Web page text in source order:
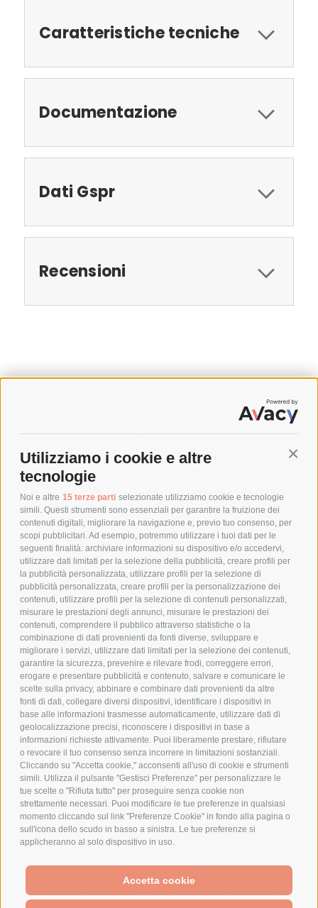
Utilizziamo i cookie e altre
tecnologie
Noi e altre 15 terze parti selezionate utilizziamo cookie e tecnologie
simili. Questi strumenti sono essenziali per garantire la fruizione dei
contenuti digitali, migliorare la navigazione e, previo tuo consenso, per
scopi pubblicitari. Ad esempio, potremmo utilizzare i tuoi dati per le
seguenti finalità: archiviare informazioni su dispositivo e/o accedervi,
utilizzare dati limitati per la selezione della pubblicità, creare profili per
la pubblicità personalizzata, utilizzare profili per la selezione di
pubblicità personalizzata, creare profili per la personalizzazione dei
contenuti, utilizzare profili per la selezione di contenuti personalizzati,
misurare le prestazioni degli annunci, misurare le prestazioni dei
contenuti, comprendere il pubblico attraverso statistiche o la
combinazione di dati provenienti da fonti diverse, sviluppare e
migliorare i servizi, utilizzare dati limitati per la selezione dei contenuti,
garantire la sicurezza, prevenire e rilevare frodi, correggere errori,
erogare e presentare pubblicità e contenuto, salvare e comunicare le
scelte sulla privacy, abbinare e combinare dati provenienti da altre
fonti di dati, collegare diversi dispositivi, identificare i dispositivi in
base alle informazioni trasmesse automaticamente, utilizzare dati di
geolocalizzazione precisi, riconoscere i dispositivi in base a
informazioni richieste attivamente. Puoi liberamente prestare, rifiutare
o revocare il tuo consenso senza incorrere in limitazioni sostanziali.
Cliccando su "Accetta cookie," acconsenti all'uso di cookie e strumenti
simili. Utilizza il pulsante "Gestisci Preferenze" per personalizzare le
tue scelte o "Rifiuta tutto" per proseguire senza cookie non
strettamente necessari. Puoi modificare le tue preferenze in qualsiasi
momento cliccando sul link "Preferenze Cookie" in fondo alla pagina o
sull'icona dello scudo in basso a sinistra. Le tue preferenze si
applicheranno al solo dispositivo in uso.
Accetta cookie
Caratteristiche tecniche
Documentazione
Dati Gspr
Recensioni
SPEDIZIONI
COSTI DI SPEDIZIONE
POLITICA DI RESO
POLICY
PRIVACY POLICY
COOKIE POLICY
PAGAMENTI SICURI
AZIENDA
CHI SIAMO
MARCHI TRATTATI
CONDOMINI
Bonifico
Bancario
SPESA ELETTRICA SOCIETA CONSORTILE A RESPONSABILITA LIMITATA - VIALE
MILANOFIORI, STRADA 4 - PALAZZO A5 20057, ASSAGO MILANO - PARTITA IVA
We use cookies (and other similar technologies) to collect data